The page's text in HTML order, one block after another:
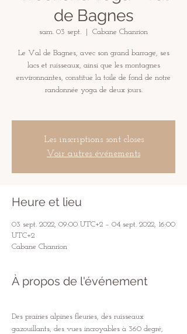
de Bagnes
sam. 03 sept. Cabane Chanrion
Le Val de Bagnes, avec son grand barrage, ses
lacs et ruisseaux, ainsi que les montagnes
environnantes, constitue la toile de fond de notre
randonnée yoga de deux jours.
Les inscriptions sont closes
Voir autres événements
Heure et lieu
03 sept. 2022, 09:00 UTC+2 – 04 sept. 2022, 16:00
UTC+2
Cabane Chanrion
À propos de l'événement
Des prairies alpines fleuries, des ruisseaux
gazouillants, des vues incroyables à 360 degré,